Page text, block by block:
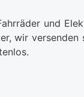
und
wir